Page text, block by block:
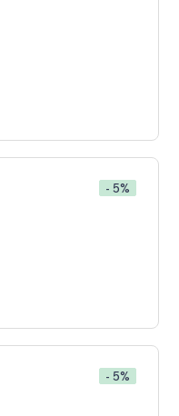
- 5%
- 5%